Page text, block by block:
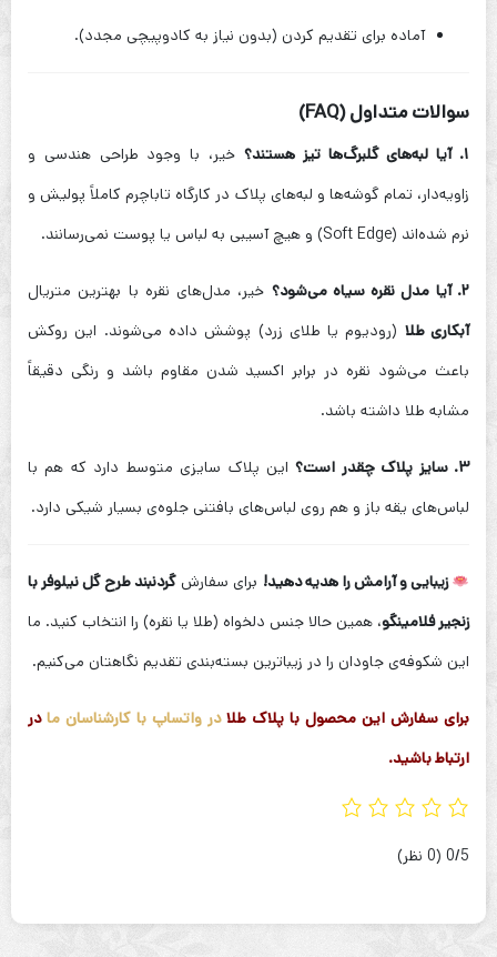
آماده برای تقدیم کردن (بدون نیاز به کادوپیچی مجدد).
سوالات متداول (FAQ)
۱. آیا لبه‌های گلبرگ‌ها تیز هستند؟
خیر، با وجود طراحی هندسی و
زاویه‌دار، تمام گوشه‌ها و لبه‌های پلاک در کارگاه تاباچرم کاملاً پولیش و
نرم شده‌اند (Soft Edge) و هیچ آسیبی به لباس یا پوست نمی‌رسانند.
۲. آیا مدل نقره سیاه می‌شود؟
خیر، مدل‌های نقره با بهترین متریال
آبکاری طلا (رودیوم یا طلای زرد) پوشش داده می‌شوند. این روکش
باعث می‌شود نقره در برابر اکسید شدن مقاوم باشد و رنگی دقیقاً
مشابه طلا داشته باشد.
۳. سایز پلاک چقدر است؟
این پلاک سایزی متوسط دارد که هم با
لباس‌های یقه باز و هم روی لباس‌های بافتنی جلوه‌ی بسیار شیکی دارد.
زیبایی و آرامش را هدیه دهید! برای سفارش گردنبند طرح گل نیلوفر با
زنجیر فلامینگو، همین حالا جنس دلخواه (طلا یا نقره) را انتخاب کنید. ما
این شکوفه‌ی جاودان را در زیباترین بسته‌بندی تقدیم نگاهتان می‌کنیم.
برای سفارش این محصول با پلاک طلادر واتساپ با کارشناسان ما در
ارتباط باشید.
‫0/5 ‫(0 نظر)